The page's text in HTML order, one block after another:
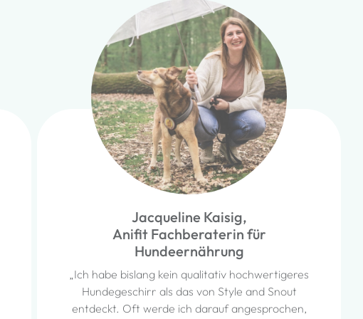
Jacqueline Kaisig,
Anifit Fachberaterin für
Hundeernährung
„Ich habe bislang kein qualitativ hochwertigeres
Hundegeschirr als das von Style and Snout
entdeckt. Oft werde ich darauf angesprochen,